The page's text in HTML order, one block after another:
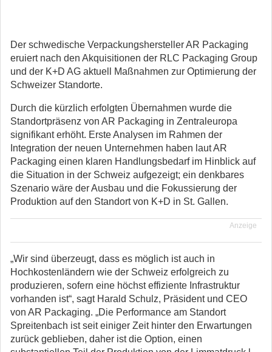
Der schwedische Verpackungshersteller AR Packaging
eruiert nach den Akquisitionen der RLC Packaging Group
und der K+D AG aktuell Maßnahmen zur Optimierung der
Schweizer Standorte.
Durch die kürzlich erfolgten Übernahmen wurde die
Standortpräsenz von AR Packaging in Zentraleuropa
signifikant erhöht. Erste Analysen im Rahmen der
Integration der neuen Unternehmen haben laut AR
Packaging einen klaren Handlungsbedarf im Hinblick auf
die Situation in der Schweiz aufgezeigt; ein denkbares
Szenario wäre der Ausbau und die Fokussierung der
Produktion auf den Standort von K+D in St. Gallen.
Anzeige
„Wir sind überzeugt, dass es möglich ist auch in
Hochkostenländern wie der Schweiz erfolgreich zu
produzieren, sofern eine höchst effiziente Infrastruktur
vorhanden ist“, sagt Harald Schulz, Präsident und CEO
von AR Packaging. „Die Performance am Standort
Spreitenbach ist seit einiger Zeit hinter den Erwartungen
zurück geblieben, daher ist die Option, einen